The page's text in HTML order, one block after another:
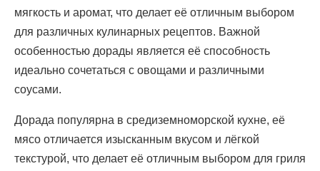
мягкость и аромат, что делает её отличным выбором
для различных кулинарных рецептов. Важной
особенностью дорады является её способность
идеально сочетаться с овощами и различными
соусами.
Дорада популярна в средиземноморской кухне, её
мясо отличается изысканным вкусом и лёгкой
текстурой, что делает её отличным выбором для гриля